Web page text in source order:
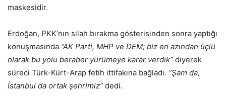
maskesidir.
Erdoğan, PKK’nın silah bırakma gösterisinden sonra yaptığı
konuşmasında ‘’AK Parti, MHP ve DEM; biz en azından üçlü
olarak bu yolu beraber yürümeye karar verdik’’diyerek
süreci Türk-Kürt-Arap fetih ittifakına bağladı. ‘’Şam da,
İstanbul da ortak şehrimiz’’dedi.